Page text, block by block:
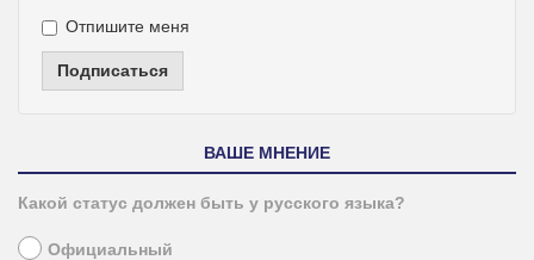
Отпишите меня
Подписаться
ВАШЕ МНЕНИЕ
Какой статус должен быть у русского языка?
Официальный